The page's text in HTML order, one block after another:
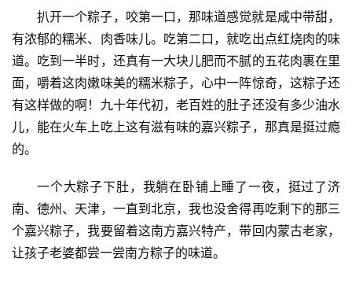
扒开一个粽子，咬第一口，那味道感觉就是咸中带甜，
有浓郁的糯米、肉香味儿。吃第二口，就吃出点红烧肉的味
道。吃到一半时，还真有一大块儿肥而不腻的五花肉裹在里
面，嚼着这肉嫩味美的糯米粽子，心中一阵惊奇，这粽子还
有这样做的啊！九十年代初，老百姓的肚子还没有多少油水
儿，能在火车上吃上这有滋有味的嘉兴粽子，那真是挺过瘾
的。
一个大粽子下肚，我躺在卧铺上睡了一夜，挺过了济
南、德州、天津，一直到北京，我也没舍得再吃剩下的那三
个嘉兴粽子，我要留着这南方嘉兴特产，带回内蒙古老家，
让孩子老婆都尝一尝南方粽子的味道。